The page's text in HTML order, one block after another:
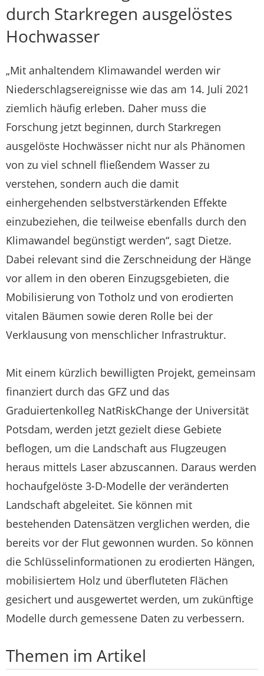
durch Starkregen ausgelöstes
Hochwasser
„Mit anhaltendem Klimawandel werden wir
Niederschlagsereignisse wie das am 14. Juli 2021
ziemlich häufig erleben. Daher muss die
Forschung jetzt beginnen, durch Starkregen
ausgelöste Hochwässer nicht nur als Phänomen
von zu viel schnell fließendem Wasser zu
verstehen, sondern auch die damit
einhergehenden selbstverstärkenden Effekte
einzubeziehen, die teilweise ebenfalls durch den
Klimawandel begünstigt werden“, sagt Dietze.
Dabei relevant sind die Zerschneidung der Hänge
vor allem in den oberen Einzugsgebieten, die
Mobilisierung von Totholz und von erodierten
vitalen Bäumen sowie deren Rolle bei der
Verklausung von menschlicher Infrastruktur.
Mit einem kürzlich bewilligten Projekt, gemeinsam
finanziert durch das GFZ und das
Graduiertenkolleg NatRiskChange der Universität
Potsdam, werden jetzt gezielt diese Gebiete
beflogen, um die Landschaft aus Flugzeugen
heraus mittels Laser abzuscannen. Daraus werden
hochaufgelöste 3-D-Modelle der veränderten
Landschaft abgeleitet. Sie können mit
bestehenden Datensätzen verglichen werden, die
bereits vor der Flut gewonnen wurden. So können
die Schlüsselinformationen zu erodierten Hängen,
mobilisiertem Holz und überfluteten Flächen
gesichert und ausgewertet werden, um zukünftige
Modelle durch gemessene Daten zu verbessern.
Themen im Artikel